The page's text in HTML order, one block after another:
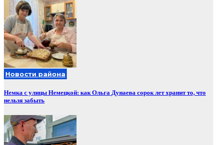
Новости района
Немка с улицы Немецкой: как Ольга Дунаева сорок лет хранит то, что
нельзя забыть